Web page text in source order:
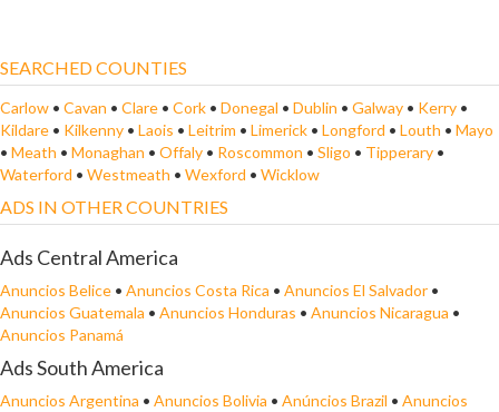
SEARCHED COUNTIES
Carlow • Cavan • Clare • Cork • Donegal • Dublin • Galway • Kerry •
Kildare • Kilkenny • Laois • Leitrim • Limerick • Longford • Louth • Mayo
• Meath • Monaghan • Offaly • Roscommon • Sligo • Tipperary •
Waterford • Westmeath • Wexford • Wicklow
ADS IN OTHER COUNTRIES
Ads Central America
Anuncios Belice • Anuncios Costa Rica • Anuncios El Salvador •
Anuncios Guatemala • Anuncios Honduras • Anuncios Nicaragua •
Anuncios Panamá
Ads South America
Anuncios Argentina • Anuncios Bolivia • Anúncios Brazil • Anuncios